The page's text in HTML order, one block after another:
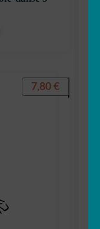
7,80 €